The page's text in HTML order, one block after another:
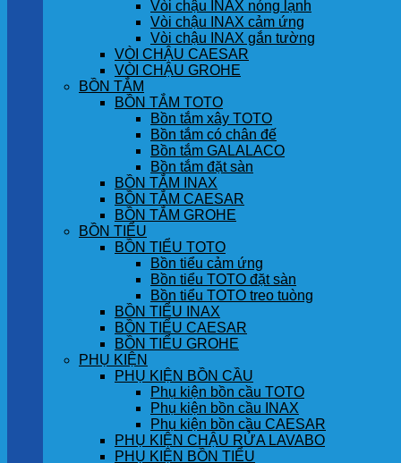
Vòi chậu INAX nóng lạnh
Vòi chậu INAX cảm ứng
Vòi chậu INAX gắn tường
VÒI CHẬU CAESAR
VÒI CHẬU GROHE
BỒN TẮM
BỒN TẮM TOTO
Bồn tắm xây TOTO
Bồn tắm có chân đế
Bồn tắm GALALACO
Bồn tắm đặt sàn
BỒN TẮM INAX
BỒN TẮM CAESAR
BỒN TẮM GROHE
BỒN TIỂU
BỒN TIỂU TOTO
Bồn tiểu cảm ứng
Bồn tiểu TOTO đặt sàn
Bồn tiểu TOTO treo tuòng
BỒN TIỂU INAX
BỒN TIỂU CAESAR
BỒN TIỂU GROHE
PHỤ KIỆN
PHỤ KIỆN BỒN CẦU
Phụ kiện bồn cầu TOTO
Phụ kiện bồn cầu INAX
Phụ kiện bồn cầu CAESAR
PHỤ KIỆN CHẬU RỬA LAVABO
PHỤ KIỆN BỒN TIỂU